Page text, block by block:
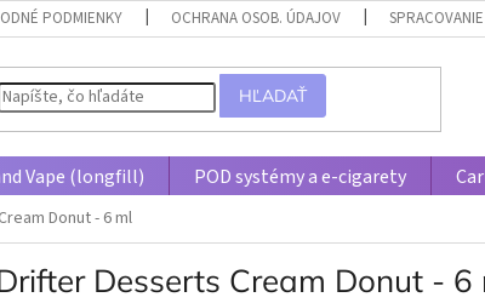
PODMIENKY OCHRANA OSOB. ÚDAJOV
HĽADAŤ
Vape (longfill) POD systémy a e-cigarety
Donut - 6 ml
Desserts Cream Donut - 6